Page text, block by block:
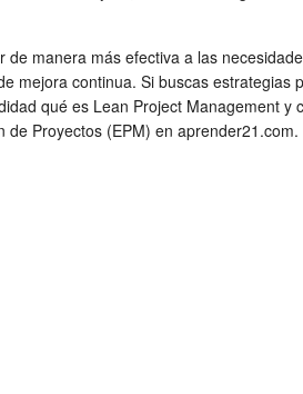
manera más efectiva a las
mejora continua. Si buscas estrategias
qué es Lean Project Management y
Proyectos (EPM) en aprender21.com.